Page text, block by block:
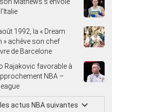
août 1992, la « Dream
» achève son chef
de Barcelone
Rajakovic favorable à
NBA –
actus NBA suivantes